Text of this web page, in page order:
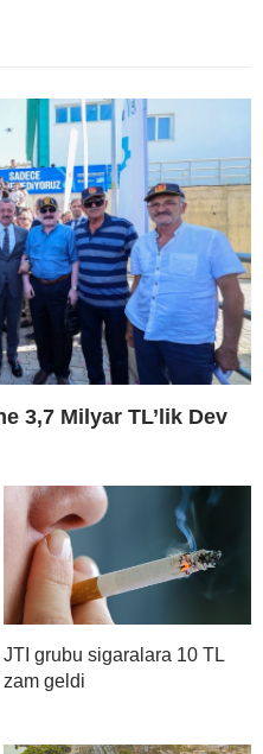
3,7 Milyar TL’lik Dev
JTI grubu sigaralara 10 TL
zam geldi